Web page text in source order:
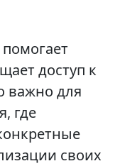
доступ к
важно для
где
своих